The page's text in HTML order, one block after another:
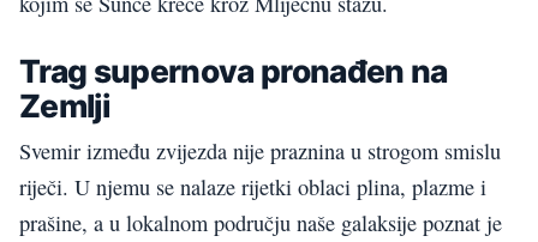
Trag supernova pronađen na
Zemlji
Svemir između zvijezda nije praznina u strogom smislu
riječi. U njemu se nalaze rijetki oblaci plina, plazme i
prašine, a u lokalnom području naše galaksije poznat je